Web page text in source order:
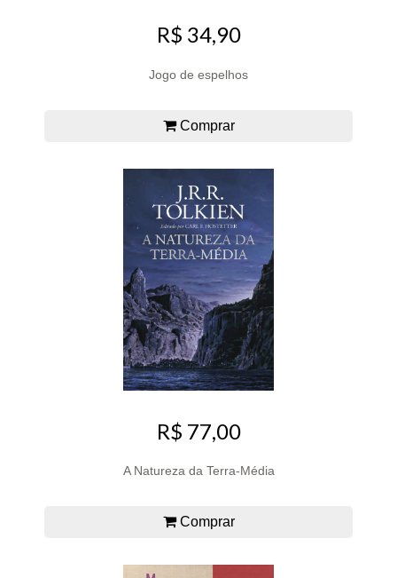
R$ 34,90
Jogo de espelhos
Comprar
R$ 77,00
A Natureza da Terra-Média
Comprar